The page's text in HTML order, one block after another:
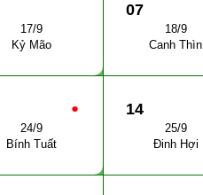
17/9
Kỷ Mão
07
18/9
Canh Thìn
●
24/9
Bính Tuất
14
25/9
Đinh Hợi